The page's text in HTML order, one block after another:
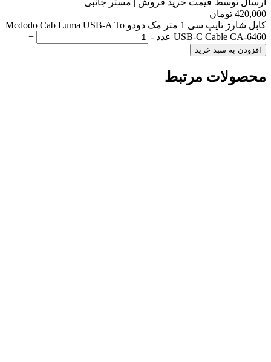
420,000 تومان
کابل شارژ تایپ سی 1 متر مک دودو Mcdodo Cab Luma USB-A To
USB-C Cable CA-6460 عدد
-
+
افزودن به سبد خرید
محصولات مرتبط